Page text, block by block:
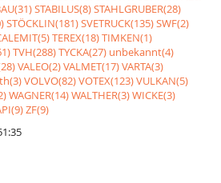
STABILUS(8)STAHLGRUBER(28)
STÖCKLIN(181)SVETRUCK(135)SWF(2)
TEREX(18)TIMKEN(1)
TVH(288)TYCKA(27) unbekannt(4)
VALEO(2)VALMET(17)VARTA(3)
VOLVO(82)VOTEX(123)VULKAN(5)
WAGNER(14)WALTHER(3)WICKE(3)
ZF(9)